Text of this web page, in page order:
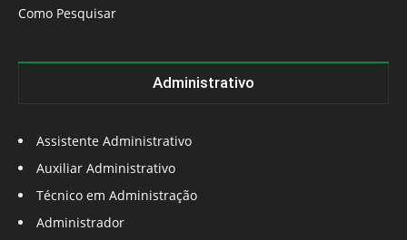
Como Pesquisar
Administrativo
Assistente Administrativo
Auxiliar Administrativo
Técnico em Administração
Administrador